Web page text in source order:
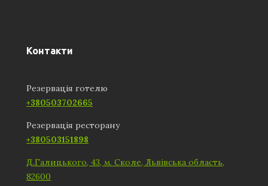
Контакти
Резервація готелю
+380503702665
Резервація ресторану
+380503151898
Д.Галицького, 43, м. Сколе, Львівська область,
82600